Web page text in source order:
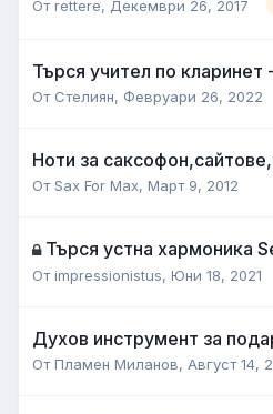
Отrettere, Декември 26, 2017
Търся учител по кларинет
От Стелиян, Февруари 26, 2022
Ноти за
ОтSax For Max, Март 9, 2012
Търся устна хармоника
Отimpressionistus, Юни 18, 2021
Духов инструмент за
ОтПламен Миланов, Август 14,